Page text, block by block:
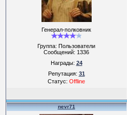
Генерал-полковник
Группа: Пользователи
Сообщений:1336
Награды:24
Репутация:31
Статус:Offline
nevr71